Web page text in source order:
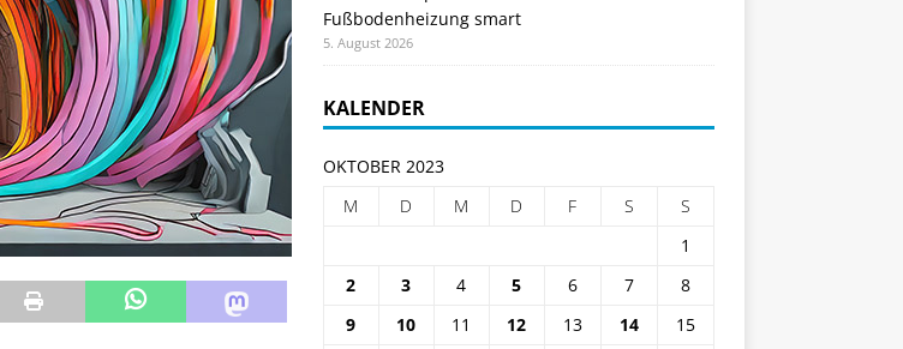
Fußbodenheizung smart
5. August 2026
KALENDER
OKTOBER 2023
M
D M D F S
S
1
2
3 4 5 6 7
8
9
10 11 12 13 14
15